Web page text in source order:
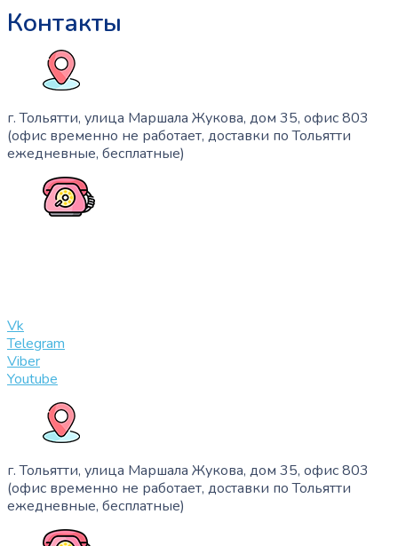
Контакты
г. Тольятти, улица Маршала Жукова, дом 35, офис 803
(офис временно не работает, доставки по Тольятти
ежедневные, бесплатные)
Vk
Telegram
Viber
Youtube
г. Тольятти, улица Маршала Жукова, дом 35, офис 803
(офис временно не работает, доставки по Тольятти
ежедневные, бесплатные)